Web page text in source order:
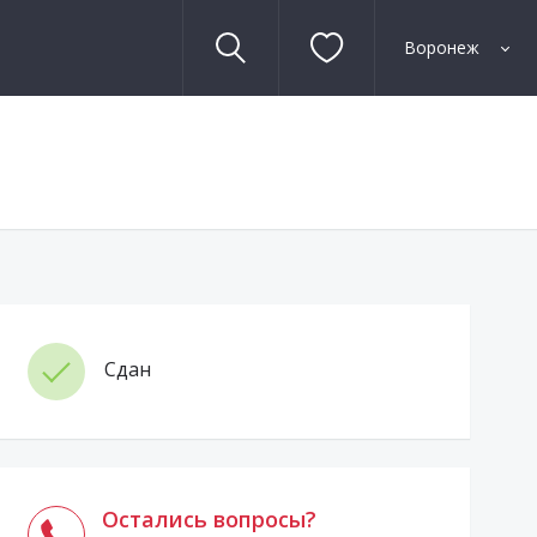
Воронеж
Сдан
Остались вопросы?